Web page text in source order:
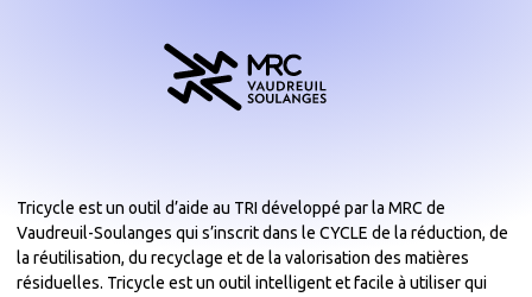
Tricycle est un outil d’aide au TRI développé par la MRC de
Vaudreuil-Soulanges qui s’inscrit dans le CYCLE de la réduction, de
la réutilisation, du recyclage et de la valorisation des matières
résiduelles. Tricycle est un outil intelligent et facile à utiliser qui